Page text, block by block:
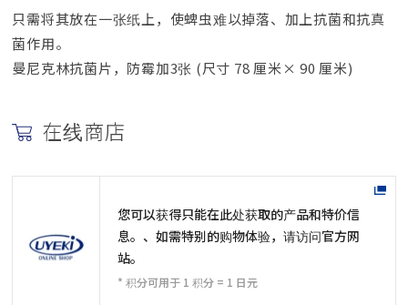
只需将其放在一张纸上，使蜱虫难以掉落、加上抗菌和抗真
菌作用。
曼尼克林抗菌片，防霉加3张 (尺寸 78 厘米× 90 厘米)
在线商店
您可以获得只能在此处获取的产品和特价信
息。、如需特别的购物体验，请访问官方网
站。
* 积分可用于 1 积分 = 1 日元